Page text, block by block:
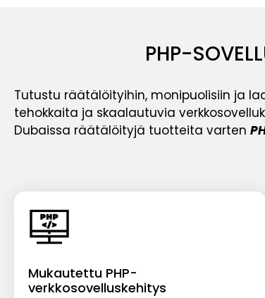
PHP-
Tutustu räätälöityihin, monipuolisiin ja
tehokkaita ja skaalautuvia
Dubaissa räätälöityjä tuotteita varten
Mukautettu PHP-
verkkosovelluskehitys